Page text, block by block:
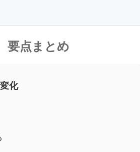
要点まとめ
化